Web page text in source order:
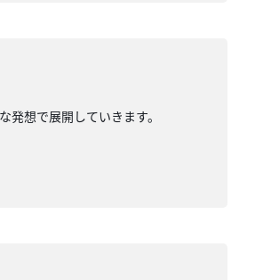
想で展開していきます。